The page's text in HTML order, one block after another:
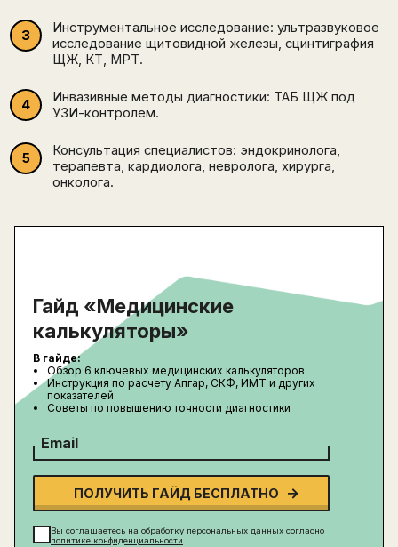
Email
Отправить
Инструментальное исследование: ультразвуковое
исследование щитовидной железы, сцинтиграфия
ЩЖ, КТ, МРТ.
Инвазивные методы диагностики: ТАБ ЩЖ под
УЗИ-контролем.
Консультация специалистов: эндокринолога,
терапевта, кардиолога, невролога, хирурга,
онколога.
Гайд «Медицинские
калькуляторы»
В гайде:
Обзор 6 ключевых медицинских калькуляторов
Инструкция по расчету Апгар, СКФ, ИМТ и других
показателей
Советы по повышению точности диагностики
Email
ПОЛУЧИТЬ ГАЙД БЕСПЛАТНО
Вы соглашаетесь на обработку персональных данных согласно
политике конфиденциальности
Зарегистрируйтесь
ПОЛУЧИТЕ БЕСПЛАТНЫЙ